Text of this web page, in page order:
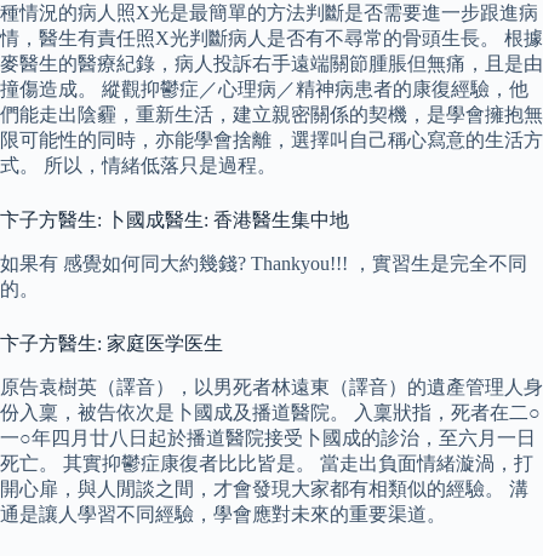
種情況的病人照X光是最簡單的方法判斷是否需要進一步跟進病
情，醫生有責任照X光判斷病人是否有不尋常的骨頭生長。 根據
麥醫生的醫療紀錄，病人投訴右手遠端關節腫脹但無痛，且是由
撞傷造成。 縱觀抑鬱症／心理病／精神病患者的康復經驗，他
們能走出陰霾，重新生活，建立親密關係的契機，是學會擁抱無
限可能性的同時，亦能學會捨離，選擇叫自己稱心寫意的生活方
式。 所以，情緒低落只是過程。
卞子方醫生: 卜國成醫生: 香港醫生集中地
如果有 感覺如何同大約幾錢? Thankyou!!! ，實習生是完全不同
的。
卞子方醫生: 家庭医学医生
原告袁樹英（譯音），以男死者林遠東（譯音）的遺產管理人身
份入稟，被告依次是卜國成及播道醫院。 入稟狀指，死者在二○
一○年四月廿八日起於播道醫院接受卜國成的診治，至六月一日
死亡。 其實抑鬱症康復者比比皆是。 當走出負面情緒漩渦，打
開心扉，與人閒談之間，才會發現大家都有相類似的經驗。 溝
通是讓人學習不同經驗，學會應對未來的重要渠道。